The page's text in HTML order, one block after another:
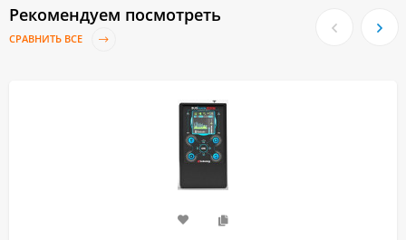
Рекомендуем посмотреть
СРАВНИТЬ ВСЕ